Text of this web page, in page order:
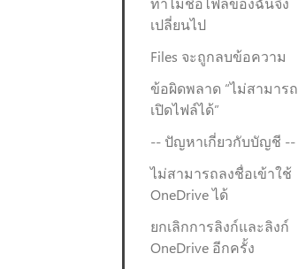
เปลี่ยนไป
Files จะถูกลบข้อความ
ข้อผิดพลาด “ไม่สามารถ
เปิดไฟล์ได้”
-- ปัญหาเกี่ยวกับบัญชี --
ไม่สามารถลงชื่อเข้าใช้
OneDrive ได้
ยกเลิกการลิงก์และลิงก์
OneDrive อีกครั้ง